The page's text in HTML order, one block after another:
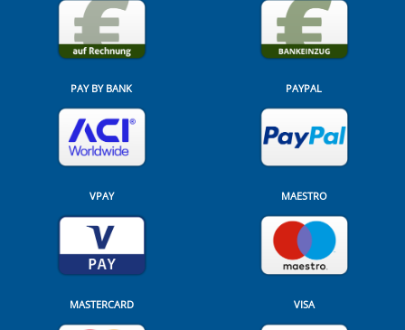
PAY BY BANK PAYPAL
VPAY MAESTRO
MASTERCARD VISA